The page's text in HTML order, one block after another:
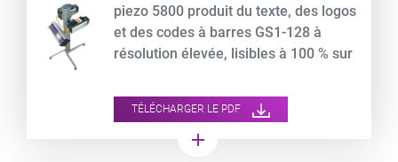
piezo 5800 produit du texte, des logos
et des codes à barres GS1-128 à
résolution élevée, lisibles à 100 % sur
polystyrène.
TÉLÉCHARGER LE PDF
add